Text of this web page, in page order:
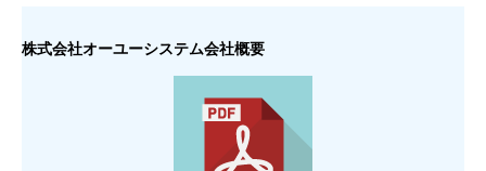
株式会社オーユーシステム会社概要